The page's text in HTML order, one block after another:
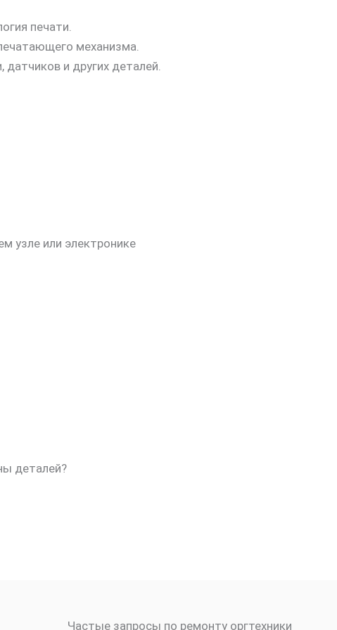
печати.
механизма.
и других деталей.
узле или электронике
деталей?
Частые запросы по ремонту оргтехники